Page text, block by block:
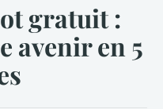
gratuit :
avenir en 5